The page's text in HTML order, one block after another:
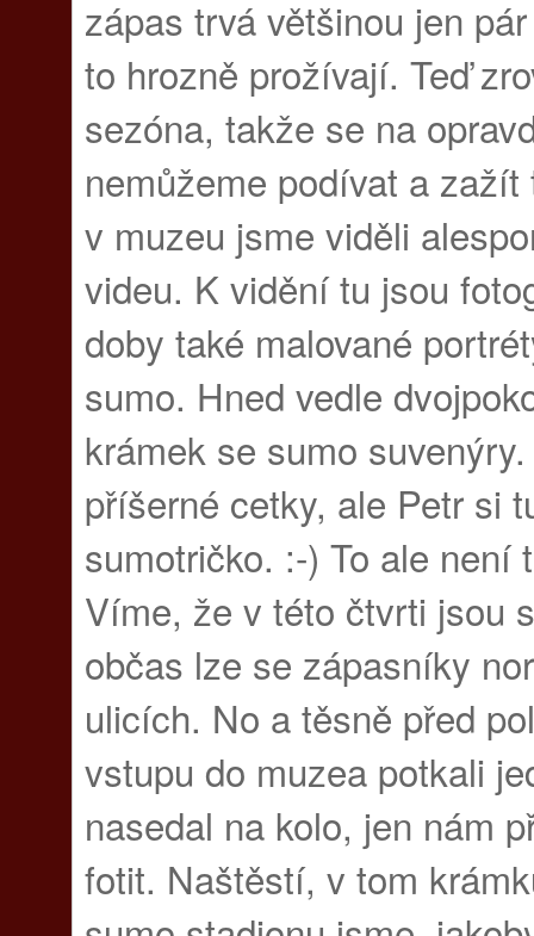
zápas trvá většinou jen
to hrozně prožívají. Teď
sezóna, takže se na
nemůžeme podívat a
v muzeu jsme viděli
videu. K vidění tu jsou
doby také malované
sumo. Hned vedle
krámek se sumo
příšerné cetky, ale Petr si
sumotričko. :-) To ale není
Víme, že v této čtvrti jsou
občas lze se zápasníky
ulicích. No a těsně před
vstupu do muzea potkali
nasedal na kolo, jen nám
fotit. Naštěstí, v tom